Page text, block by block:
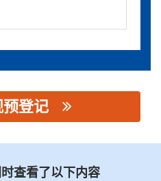
登记
查看了以下内容